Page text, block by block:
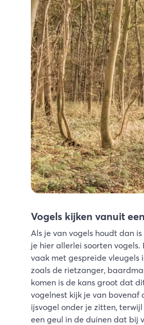
Vogels kijken vanuit
Als je van vogels houdt dan
je hier allerlei soorten
vaak met gespreide vleugels
zoals de rietzanger,
komen is de kans groot dat
vogelnest kijk je van bovenaf
ijsvogel onder je zitten,
een geul in de duinen dat bij